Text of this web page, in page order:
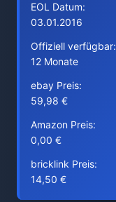
EOL Datum:
03.01.2016
Offiziell verfügbar:
12 Monate
ebay Preis:
59,98 €
Amazon Preis:
0,00 €
bricklink Preis:
14,50 €